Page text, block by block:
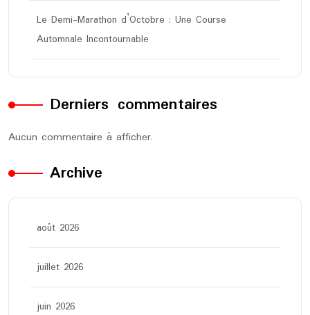
Le Demi-Marathon d’Octobre : Une Course
Automnale Incontournable
Derniers commentaires
Aucun commentaire à afficher.
Archive
août 2026
juillet 2026
juin 2026